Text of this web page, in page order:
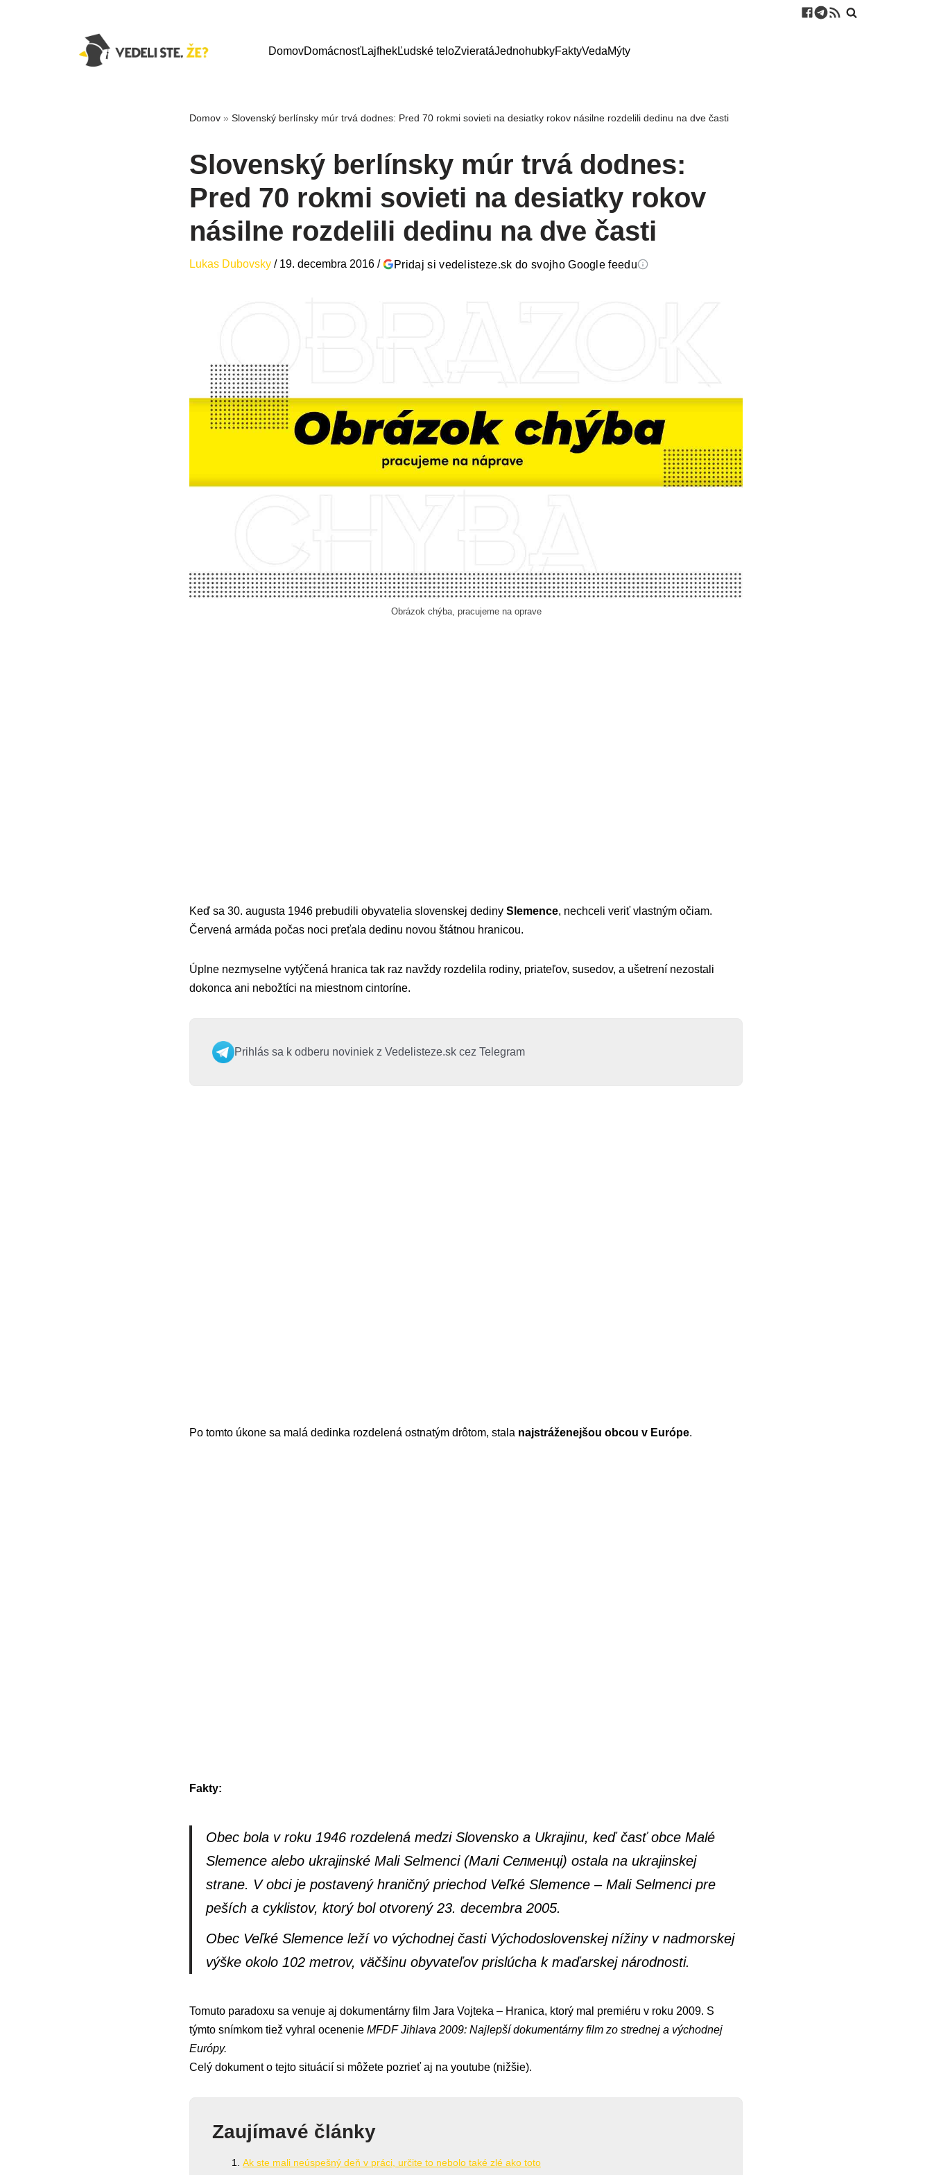
DomovDomácnosťLajfhekĽudské teloZvieratáJednohubkyFaktyVedaMýty
Domov » Slovenský berlínsky múr trvá dodnes: Pred 70 rokmi sovieti na desiatky rokov násilne rozdelili dedinu na dve časti
Slovenský berlínsky múr trvá dodnes:
Pred 70 rokmi sovieti na desiatky rokov
násilne rozdelili dedinu na dve časti
Lukas Dubovsky / 19. decembra 2016 / Pridaj si vedelisteze.sk do svojho Google feedu
Obrázok chýba, pracujeme na oprave
Keď sa 30. augusta 1946 prebudili obyvatelia slovenskej dediny Slemence, nechceli veriť vlastným očiam.
Červená armáda počas noci preťala dedinu novou štátnou hranicou.
Úplne nezmyselne vytýčená hranica tak raz navždy rozdelila rodiny, priateľov, susedov, a ušetrení nezostali
dokonca ani nebožtíci na miestnom cintoríne.
Prihlás sa k odberu noviniek z Vedelisteze.sk cez Telegram
Po tomto úkone sa malá dedinka rozdelená ostnatým drôtom, stala najstráženejšou obcou v Európe.
Fakty:
Obec bola v roku 1946 rozdelená medzi Slovensko a Ukrajinu, keď časť obce Malé
Slemence alebo ukrajinské Mali Selmenci (Малі Селменці) ostala na ukrajinskej
strane. V obci je postavený hraničný priechod Veľké Slemence – Mali Selmenci pre
peších a cyklistov, ktorý bol otvorený 23. decembra 2005.
Obec Veľké Slemence leží vo východnej časti Východoslovenskej nížiny v nadmorskej
výške okolo 102 metrov, väčšinu obyvateľov prislúcha k maďarskej národnosti.
Tomuto paradoxu sa venuje aj dokumentárny film Jara Vojteka – Hranica, ktorý mal premiéru v roku 2009. S
týmto snímkom tiež vyhral ocenenie MFDF Jihlava 2009: Najlepší dokumentárny film zo strednej a východnej
Európy.
Celý dokument o tejto situácií si môžete pozrieť aj na youtube (nižšie).
Zaujímavé články
Ak ste mali neúspešný deň v práci, určite to nebolo také zlé ako toto